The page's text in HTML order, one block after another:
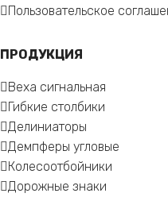
Пользовательское
ПРОДУКЦИЯ
Веха сигнальная
Гибкие столбики
Делиниаторы
Демпферы угловые
Колесоотбойники
Дорожные знаки